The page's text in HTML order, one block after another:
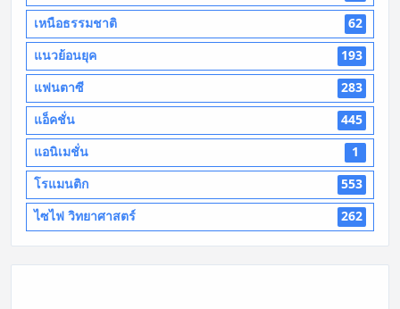
เหนือธรรมชาติ
62
แนวย้อนยุค
193
แฟนตาซี
283
แอ็คชั่น
445
แอนิเมชั่น
1
โรแมนติก
553
ไซไฟ วิทยาศาสตร์
262